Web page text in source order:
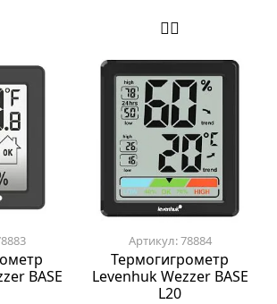
BASE
Артикул: 78884
Термогигрометр
Levenhuk Wezzer BASE
L20